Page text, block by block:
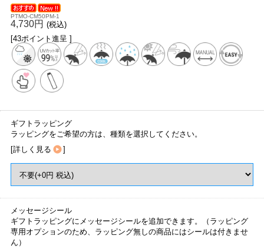
PTMO-CM50PM-1
4,730円 (税込)
[43ポイント進呈 ]
ギフトラッピング
ラッピングをご希望の方は、種類を選択してください。
[詳しく見る ]
メッセージシール
ギフトラッピングにメッセージシールを追加できます。（ラッピング
専用オプションのため、ラッピング無しの商品にはシールは付きませ
ん）